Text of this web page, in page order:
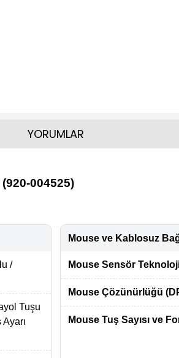
004525)
/
Tuşu
Mouse ve Kablosuz
Mouse Sensör
Mouse Çözünürlüğü
Mouse Tuş Sayısı ve
YORUMLAR